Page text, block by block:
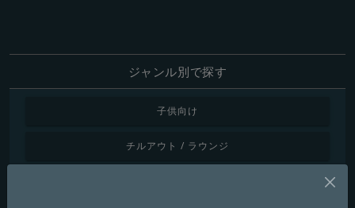
ジャンル別で探す
子供向け
チルアウト / ラウンジ